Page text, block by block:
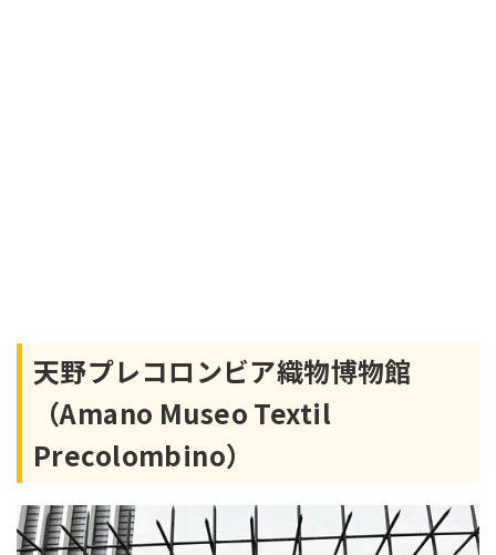
天野プレコロンビア織物博物館
（Amano Museo Textil
Precolombino）